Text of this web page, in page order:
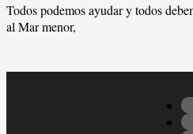
Todos podemos ayudar y todos
al Mar menor,